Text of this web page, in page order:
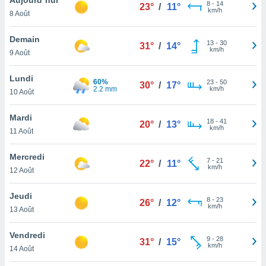
et
»,
au
vous
qu'ils
ou
le
ainsi
un
la
du
8 Août
23° / 11° 8- 14
km/h
Demain
9 Août
31° / 14° 13- 30
km/h
Lundi
10 Août
60%
2.2 mm
30° / 17° 23- 50
km/h
Mardi
11 Août
20° / 13° 18- 41
km/h
Mercredi
12 Août
22° / 11° 7- 21
km/h
Jeudi
13 Août
26° / 12° 8- 23
km/h
Vendredi
14 Août
31° / 15° 9- 28
km/h